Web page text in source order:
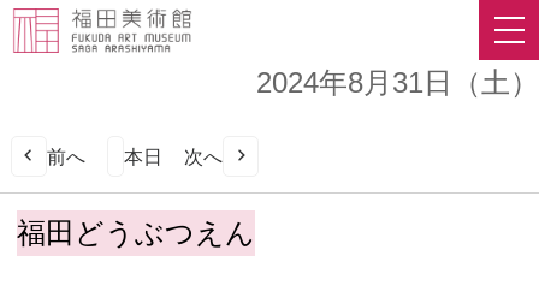
2024年8月31日（土）
前へ 本日 次へ
福
田
福田どうぶつえん